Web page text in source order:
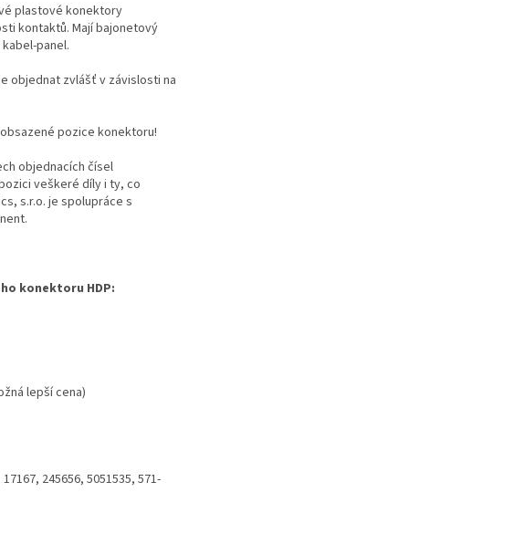
plastové konektory
kontaktů. Mají bajonetový
panel.
objednat zvlášť v závislosti na
pozice konektoru!
objednacích čísel
veškeré díly i ty, co
s.r.o. je spolupráce s
konektoru HDP:
lepší cena)
245656, 5051535, 571-